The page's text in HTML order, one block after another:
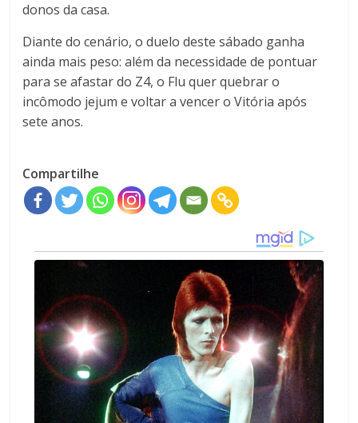
donos da casa.
Diante do cenário, o duelo deste sábado ganha
ainda mais peso: além da necessidade de pontuar
para se afastar do Z4, o Flu quer quebrar o
incômodo jejum e voltar a vencer o Vitória após
sete anos.
Compartilhe